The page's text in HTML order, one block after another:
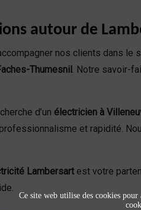
autour de
nos clients dans
Thumesnil . Notre savoir-
d’un électricien à
et rapidité.
Lambersartest votre
Ce site web utilise des cookies